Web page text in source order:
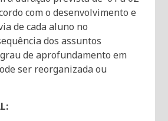
com o desenvolvimento e
de cada aluno no
dos assuntos
de aprofundamento em
ser reorganizada ou